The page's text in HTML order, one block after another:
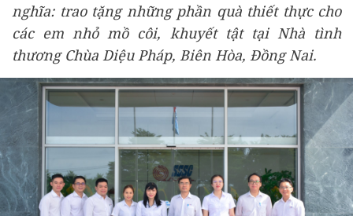
nghĩa: trao tặng những phần quà thiết thực cho
các em nhỏ mồ côi, khuyết tật tại Nhà tình
thương Chùa Diệu Pháp, Biên Hòa, Đồng Nai.